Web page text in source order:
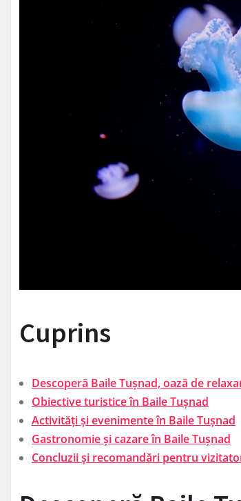
Cuprins
Descoperă Baile Tușnad, oază de
Obiective turistice în Baile Tușnad
Activități și evenimente în Baile Tușnad
Gastronomie și cazare în Baile Tușnad
Concluzii și recomandări pentru